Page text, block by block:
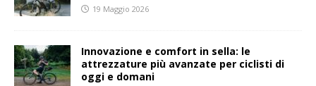
19 Maggio 2026
Innovazione e comfort in sella: le
attrezzature più avanzate per ciclisti di
oggi e domani